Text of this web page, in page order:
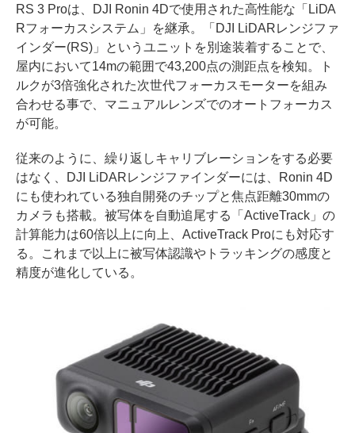
RS 3 Proは、DJI Ronin 4Dで使用された高性能な「LiDA
Rフォーカスシステム」を継承。「DJI LiDARレンジファ
インダー(RS)」というユニットを別途装着することで、
屋内において14mの範囲で43,200点の測距点を検知。ト
ルクが3倍強化された次世代フォーカスモーターを組み
合わせる事で、マニュアルレンズでのオートフォーカス
が可能。
従来のように、繰り返しキャリブレーションをする必要
はなく、DJI LiDARレンジファインダーには、Ronin 4D
にも使われている独自開発のチップと焦点距離30mmの
カメラも搭載。被写体を自動追尾する「ActiveTrack」の
計算能力は60倍以上に向上、ActiveTrack Proにも対応す
る。これまで以上に被写体認識やトラッキングの感度と
精度が進化している。